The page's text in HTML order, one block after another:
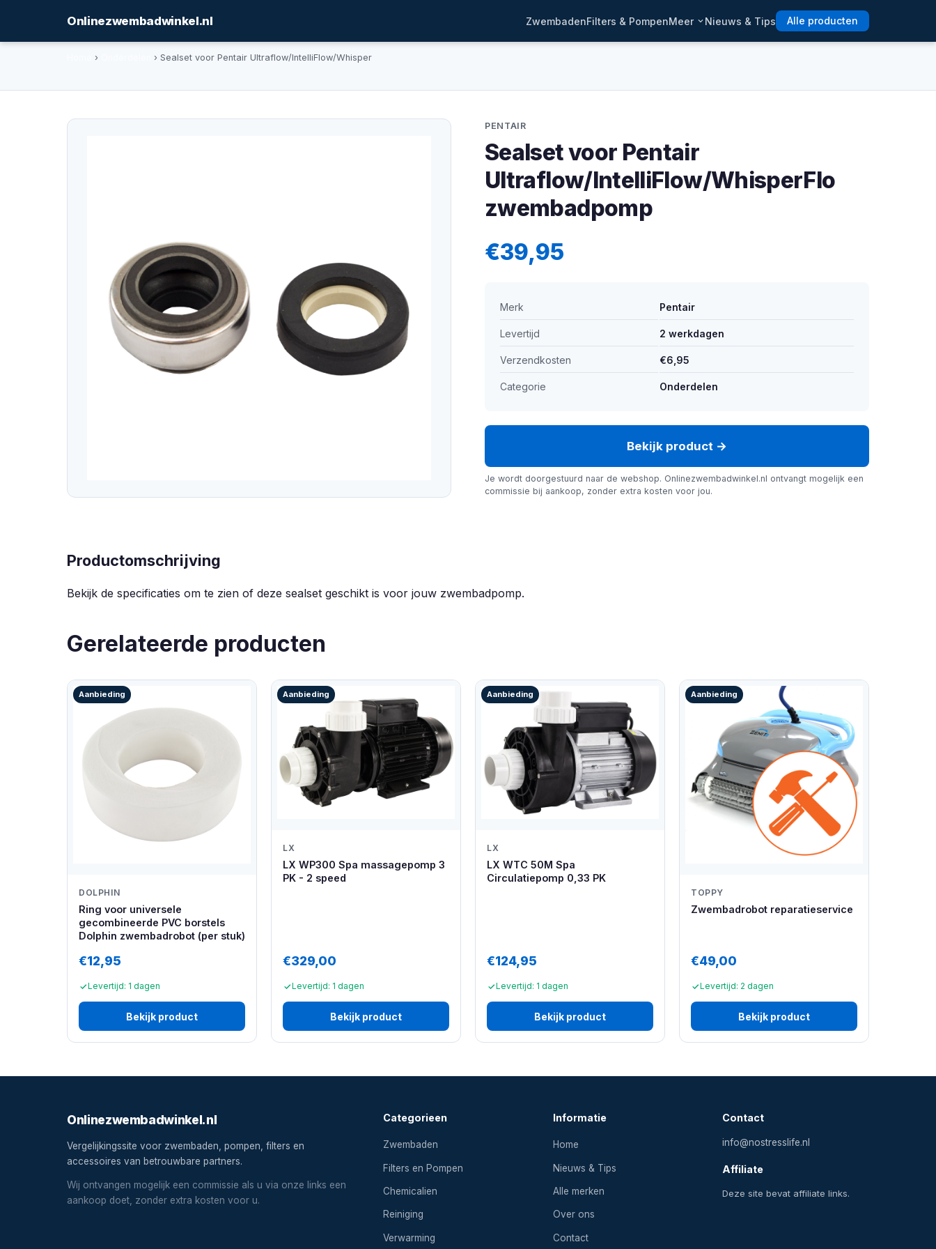
Onlinezwembadwinkel.nl ZwembadenFilters & PompenMeer Nieuws & Tips Alle producten
› › Sealset voor Pentair Ultraflow/IntelliFlow/Whisper
PENTAIR
Sealset voor Pentair
Ultraflow/IntelliFlow/WhisperFlo
zwembadpomp
€39,95
Merk Pentair
Levertijd 2 werkdagen
Verzendkosten €6,95
Categorie Onderdelen
Bekijk product →
Je wordt doorgestuurd naar de webshop. Onlinezwembadwinkel.nl ontvangt mogelijk een
commissie bij aankoop, zonder extra kosten voor jou.
Productomschrijving
Bekijk de specificaties om te zien of deze sealset geschikt is voor jouw zwembadpomp.
Gerelateerde producten
Aanbieding
DOLPHIN
Ring voor universele
gecombineerde PVC borstels
Dolphin zwembadrobot (per stuk)
€12,95
Levertijd: 1 dagen
Bekijk product
Aanbieding
LX
LX WP300 Spa massagepomp 3
PK - 2 speed
€329,00
Levertijd: 1 dagen
Bekijk product
Aanbieding
LX
LX WTC 50M Spa
Circulatiepomp 0,33 PK
€124,95
Levertijd: 1 dagen
Bekijk product
Aanbieding
TOPPY
Zwembadrobot reparatieservice
€49,00
Levertijd: 2 dagen
Bekijk product
Onlinezwembadwinkel.nl
Vergelijkingssite voor zwembaden, pompen, filters en
accessoires van betrouwbare partners.
Wij ontvangen mogelijk een commissie als u via onze links een
aankoop doet, zonder extra kosten voor u.
Categorieen
Zwembaden
Filters en Pompen
Chemicalien
Reiniging
Verwarming
Informatie
Home
Nieuws & Tips
Alle merken
Over ons
Contact
Contact
info@nostresslife.nl
Affiliate
Deze site bevat affiliate links.